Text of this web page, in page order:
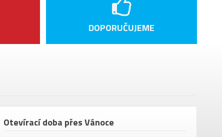
DOPORUČUJEME
Otevírací doba přes Vánoce